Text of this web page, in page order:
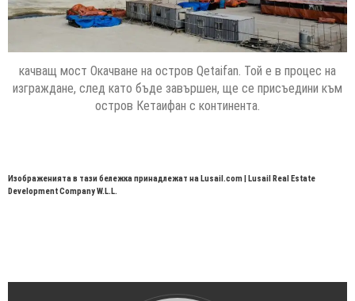
качващ мост Окачване на остров Qetaifan. Той е в процес на
изграждане, след като бъде завършен, ще се присъедини към
остров Кетаифан с континента.
Изображенията в тази бележка принадлежат на Lusail.com | Lusail Real Estate
Development Company W.L.L.